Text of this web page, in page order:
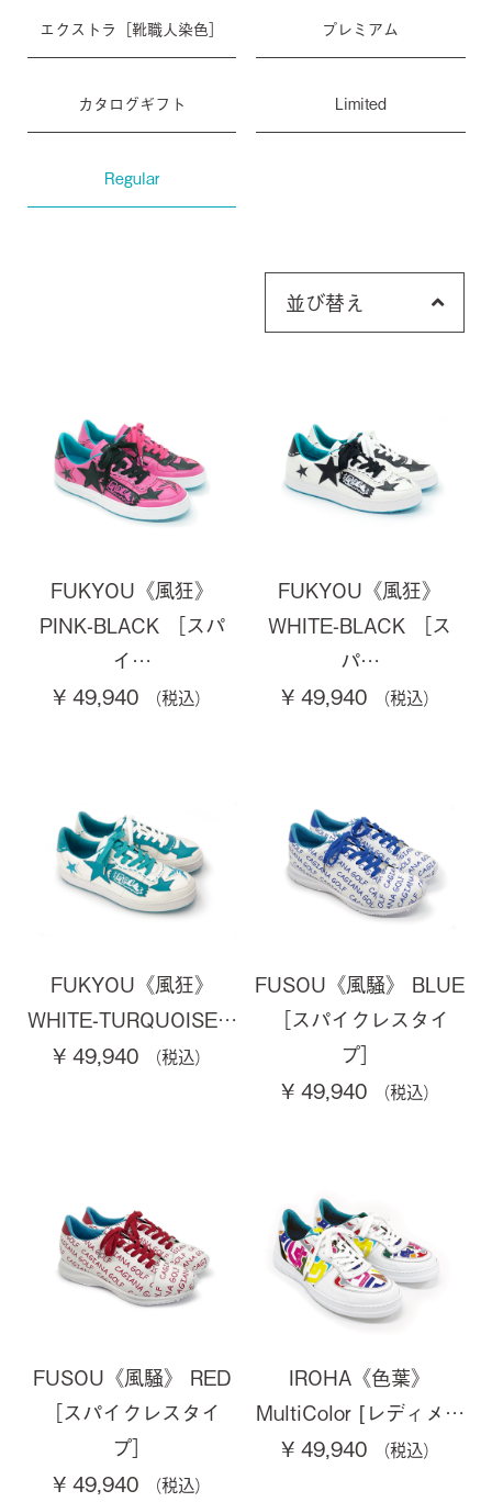
エクストラ［靴職人染色］ プレミアム
カタログギフト Limited
Regular
並び替え
FUKYOU《風狂》
PINK-BLACK ［スパ
イ…
¥ 49,940
FUKYOU《風狂》
WHITE-BLACK ［ス
パ…
¥ 49,940
FUKYOU《風狂》
WHITE-TURQUOISE…
¥ 49,940
FUSOU《風騒》 BLUE
［スパイクレスタイ
プ］
¥ 49,940
FUSOU《風騒》 RED
［スパイクレスタイ
プ］
¥ 49,940
IROHA《色葉》
MultiColor [レディメ…
¥ 49,940